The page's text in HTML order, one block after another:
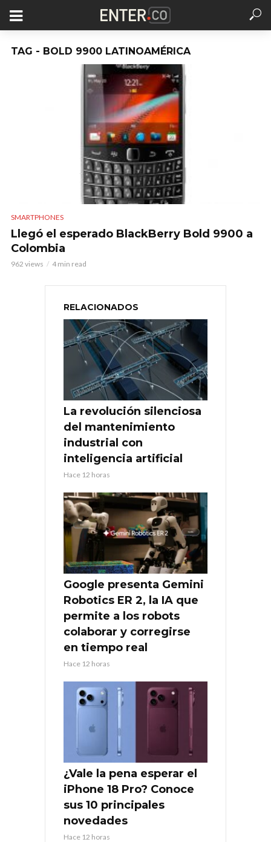
TAG - BOLD 9900 LATINOAMÉRICA
SMARTPHONES
Llegó el esperado BlackBerry Bold 9900 a
Colombia
962 views 4 min read
RELACIONADOS
La revolución silenciosa
del mantenimiento
industrial con
inteligencia artificial
Hace 12 horas
Google presenta Gemini
Robotics ER 2, la IA que
permite a los robots
colaborar y corregirse
en tiempo real
Hace 12 horas
¿Vale la pena esperar el
iPhone 18 Pro? Conoce
sus 10 principales
novedades
Hace 12 horas